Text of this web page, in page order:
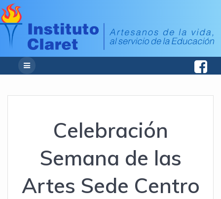
Celebración
Semana de las
Artes Sede Centro